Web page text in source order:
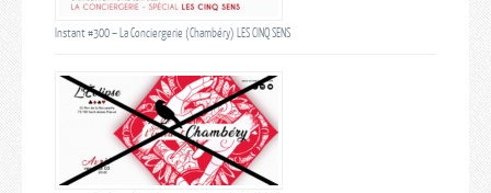
Instant #300 – La Conciergerie (Chambéry) LES CINQ SENS